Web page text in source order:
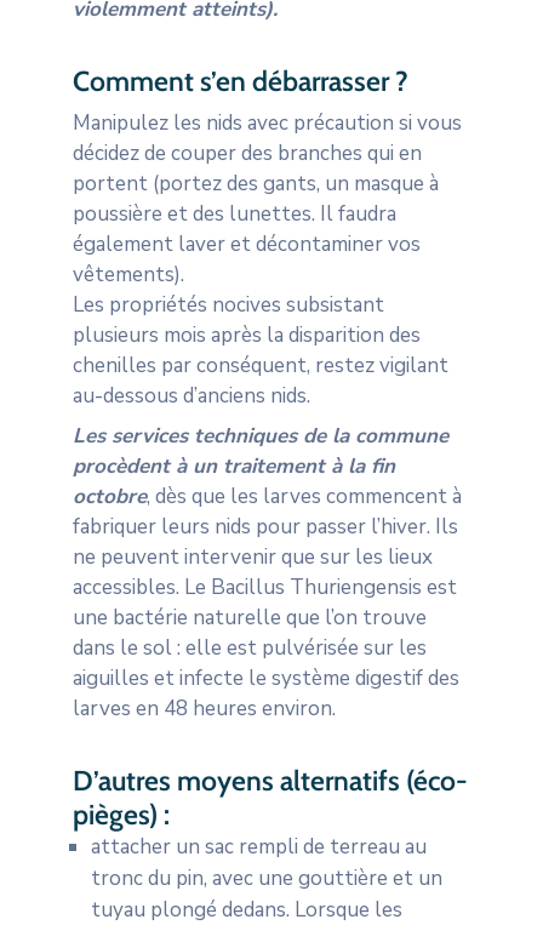
violemment atteints).
Comment s’en débarrasser ?
Manipulez les nids avec précaution si vous
décidez de couper des branches qui en
portent (portez des gants, un masque à
poussière et des lunettes. Il faudra
également laver et décontaminer vos
vêtements).
Les propriétés nocives subsistant
plusieurs mois après la disparition des
chenilles par conséquent, restez vigilant
au-dessous d’anciens nids.
Les services techniques de la commune
procèdent à un traitement à la fin
octobre, dès que les larves commencent à
fabriquer leurs nids pour passer l’hiver. Ils
ne peuvent intervenir que sur les lieux
accessibles. Le Bacillus Thuriengensis est
une bactérie naturelle que l’on trouve
dans le sol : elle est pulvérisée sur les
aiguilles et infecte le système digestif des
larves en 48 heures environ.
D’autres moyens alternatifs (éco-
pièges) :
attacher un sac rempli de terreau au
tronc du pin, avec une gouttière et un
tuyau plongé dedans. Lorsque les